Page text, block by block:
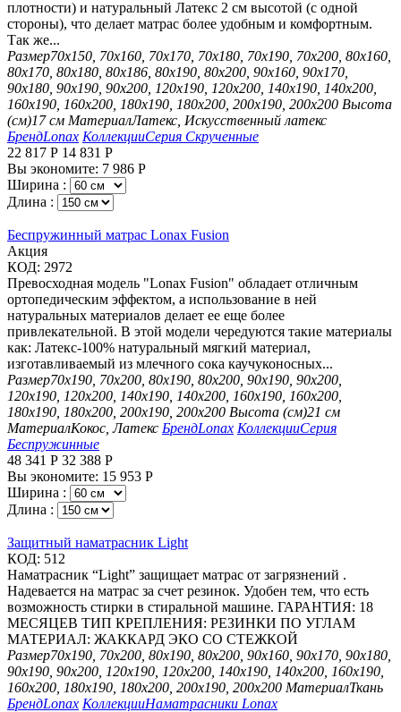
плотности) и натуральный Латекс 2 см высотой (с одной
стороны), что делает матрас более удобным и комфортным.
Так же...
Размер70х150, 70х160, 70х170, 70х180, 70х190, 70х200, 80х160,
80х170, 80х180, 80х186, 80х190, 80х200, 90х160, 90х170,
90х180, 90х190, 90х200, 120х190, 120х200, 140х190, 140х200,
160х190, 160х200, 180х190, 180х200, 200х190, 200х200 Высота
(см)17 см МатериалЛатекс, Искусственный латекс
БрендLonax КоллекцииСерия Скрученные
22 817 Р 14 831 Р
Вы экономите: 7 986 Р
Ширина :
Длина :
Беспружинный матрас Lonax Fusion
Aкция
КОД: 2972
Превосходная модель "Lonax Fusion" обладает отличным
ортопедическим эффектом, а использование в ней
натуральных материалов делает ее еще более
привлекательной. В этой модели чередуются такие материалы
как: Латекс-100% натуральный мягкий материал,
изготавливаемый из млечного сока каучуконосных...
Размер70х190, 70х200, 80х190, 80х200, 90х190, 90х200,
120х190, 120х200, 140х190, 140х200, 160х190, 160х200,
180х190, 180х200, 200х190, 200х200 Высота (см)21 см
МатериалКокос, Латекс БрендLonax КоллекцииСерия
Беспружинные
48 341 Р 32 388 Р
Вы экономите: 15 953 Р
Ширина :
Длина :
Защитный наматрасник Light
КОД: 512
Наматрасник “Light” защищает матрас от загрязнений .
Надевается на матрас за счет резинок. Удобен тем, что есть
возможность стирки в стиральной машине. ГАРАНТИЯ: 18
МЕСЯЦЕВ ТИП КРЕПЛЕНИЯ: РЕЗИНКИ ПО УГЛАМ
МАТЕРИАЛ: ЖАККАРД ЭКО СО СТЕЖКОЙ
Размер70х190, 70х200, 80х190, 80х200, 90х160, 90х170, 90х180,
90х190, 90х200, 120х190, 120х200, 140х190, 140х200, 160х190,
160х200, 180х190, 180х200, 200х190, 200х200 МатериалТкань
БрендLonax КоллекцииНаматрасники Lonax